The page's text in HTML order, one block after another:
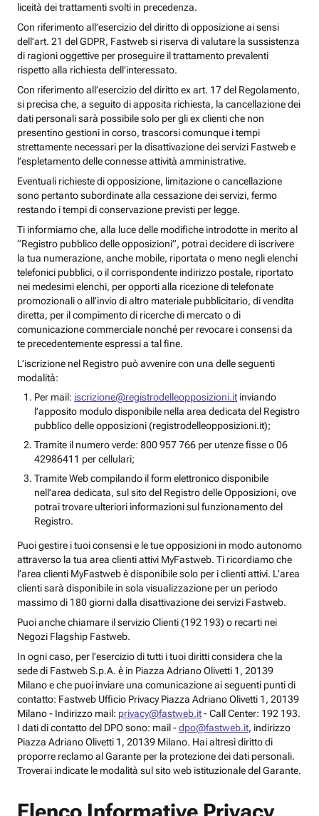
liceità dei trattamenti svolti in precedenza.
Con riferimento all’esercizio del diritto di opposizione ai sensi
dell’art. 21 del GDPR, Fastweb si riserva di valutare la sussistenza
di ragioni oggettive per proseguire il trattamento prevalenti
rispetto alla richiesta dell’interessato.
Con riferimento all’esercizio del diritto ex art. 17 del Regolamento,
si precisa che, a seguito di apposita richiesta, la cancellazione dei
dati personali sarà possibile solo per gli ex clienti che non
presentino gestioni in corso, trascorsi comunque i tempi
strettamente necessari per la disattivazione dei servizi Fastweb e
l’espletamento delle connesse attività amministrative.
Eventuali richieste di opposizione, limitazione o cancellazione
sono pertanto subordinate alla cessazione dei servizi, fermo
restando i tempi di conservazione previsti per legge.
Ti informiamo che, alla luce delle modifiche introdotte in merito al
“Registro pubblico delle opposizioni”, potrai decidere di iscrivere
la tua numerazione, anche mobile, riportata o meno negli elenchi
telefonici pubblici, o il corrispondente indirizzo postale, riportato
nei medesimi elenchi, per opporti alla ricezione di telefonate
promozionali o all’invio di altro materiale pubblicitario, di vendita
diretta, per il compimento di ricerche di mercato o di
comunicazione commerciale nonché per revocare i consensi da
te precedentemente espressi a tal fine.
L’iscrizione nel Registro può avvenire con una delle seguenti
modalità:
Per mail: iscrizione@registrodelleopposizioni.it inviando
l’apposito modulo disponibile nella area dedicata del Registro
pubblico delle opposizioni (registrodelleopposizioni.it);
Tramite il numero verde: 800 957 766 per utenze fisse o 06
42986411 per cellulari;
Tramite Web compilando il form elettronico disponibile
nell’area dedicata, sul sito del Registro delle Opposizioni, ove
potrai trovare ulteriori informazioni sul funzionamento del
Registro.
Puoi gestire i tuoi consensi e le tue opposizioni in modo autonomo
attraverso la tua area clienti attivi MyFastweb. Ti ricordiamo che
l’area clienti MyFastweb è disponibile solo per i clienti attivi. L’area
clienti sarà disponibile in sola visualizzazione per un periodo
massimo di 180 giorni dalla disattivazione dei servizi Fastweb.
Puoi anche chiamare il servizio Clienti (192 193) o recarti nei
Negozi Flagship Fastweb.
In ogni caso, per l’esercizio di tutti i tuoi diritti considera che la
sede di Fastweb S.p.A. è in Piazza Adriano Olivetti 1, 20139
Milano e che puoi inviare una comunicazione ai seguenti punti di
contatto: Fastweb Ufficio Privacy Piazza Adriano Olivetti 1, 20139
Milano - Indirizzo mail: privacy@fastweb.it- Call Center: 192 193.
I dati di contatto del DPO sono: mail -dpo@fastweb.it, indirizzo
Piazza Adriano Olivetti 1, 20139 Milano. Hai altresì diritto di
proporre reclamo al Garante per la protezione dei dati personali.
Troverai indicate le modalità sul sito web istituzionale del Garante.